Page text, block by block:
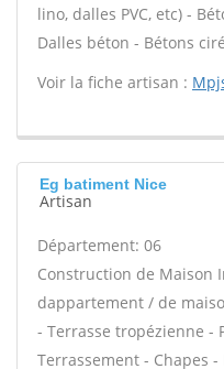
lino, dalles PVC, etc) -
Dalles béton - Bétons
Voir la fiche artisan :
Eg batiment Nice
Artisan
Département: 06
Construction de Maison
dappartement / de
- Terrasse tropézienne -
Terrassement - Chapes